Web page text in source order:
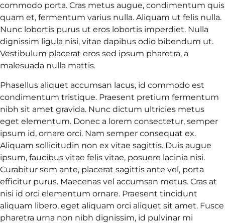
commodo porta. Cras metus augue, condimentum quis
quam et, fermentum varius nulla. Aliquam ut felis nulla.
Nunc lobortis purus ut eros lobortis imperdiet. Nulla
dignissim ligula nisi, vitae dapibus odio bibendum ut.
Vestibulum placerat eros sed ipsum pharetra, a
malesuada nulla mattis.
Phasellus aliquet accumsan lacus, id commodo est
condimentum tristique. Praesent pretium fermentum
nibh sit amet gravida. Nunc dictum ultricies metus
eget elementum. Donec a lorem consectetur, semper
ipsum id, ornare orci. Nam semper consequat ex.
Aliquam sollicitudin non ex vitae sagittis. Duis augue
ipsum, faucibus vitae felis vitae, posuere lacinia nisi.
Curabitur sem ante, placerat sagittis ante vel, porta
efficitur purus. Maecenas vel accumsan metus. Cras at
nisi id orci elementum ornare. Praesent tincidunt
aliquam libero, eget aliquam orci aliquet sit amet. Fusce
pharetra urna non nibh dignissim, id pulvinar mi